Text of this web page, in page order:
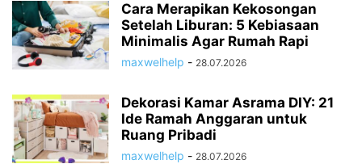
Cara Merapikan Kekosongan
Setelah Liburan: 5 Kebiasaan
Minimalis Agar Rumah Rapi
maxwelhelp - 28.07.2026
Dekorasi Kamar Asrama DIY: 21
Ide Ramah Anggaran untuk
Ruang Pribadi
maxwelhelp - 28.07.2026